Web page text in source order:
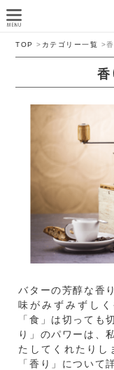
TOP > カテゴリー一覧 >
香
バターの芳醇な香
味がみずみずし
「食」は切っても
り」のパワーは、
たしてくれたりし
「香り」について